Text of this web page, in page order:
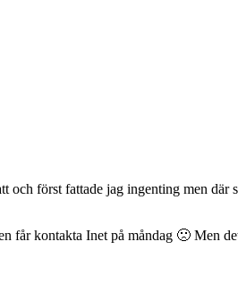
först fattade jag ingenting men där
får kontakta Inet på måndag 🙁 Men